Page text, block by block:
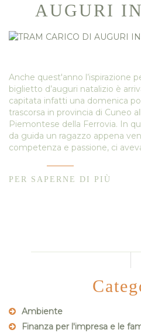
AUGURI
Anche quest'anno l’ispirazione
biglietto d’auguri natalizio è
capitata infatti una domenica
trascorsa in provincia di Cuneo
Piemontese della Ferrovia. In
da guida un ragazzo appena
competenza e passione, ci
PER SAPERNE DI PIÙ
Ambiente
Finanza per l'impresa e le